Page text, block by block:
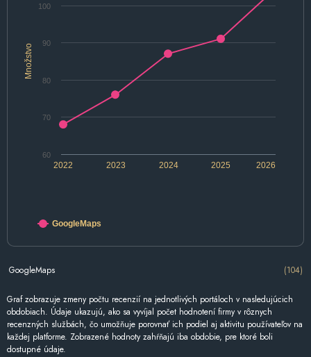
Množstvo
2022 2024 2026
2023 2025
60
70
80
90
100
GoogleMaps
GoogleMaps (104)
Graf zobrazuje zmeny počtu recenzií na jednotlivých portáloch v nasledujúcich
obdobiach. Údaje ukazujú, ako sa vyvíjal počet hodnotení firmy v rôznych
recenzných službách, čo umožňuje porovnať ich podiel aj aktivitu používateľov na
každej platforme. Zobrazené hodnoty zahŕňajú iba obdobie, pre ktoré boli
dostupné údaje.